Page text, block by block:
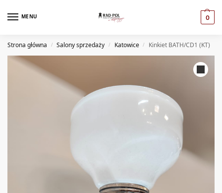
MENU 0
Strona główna / Salony sprzedaży / Katowice / Kinkiet BATH/CD1 (KT)